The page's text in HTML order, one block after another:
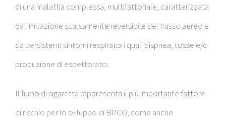
di una malattia complessa, multifattoriale, caratterizzata
da limitazione scarsamente reversibile del flusso aereo e
da persistenti sintomi respiratori quali dispnea, tosse e/o
produzione di espettorato.
Il fumo di sigaretta rappresenta il più importante fattore
di rischio per lo sviluppo di BPCO, come anche